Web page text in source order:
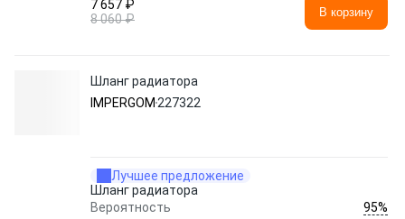
7 657 ₽
8 060 ₽
В корзину
Шланг радиатора
IMPERGOM 227322
Лучшее предложение
Шланг радиатора
Вероятность
95%